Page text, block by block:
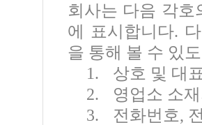
회사는 다음 각
에 표시합니다.
을 통해 볼 수 있
1.
상호 및 대
2.
영업소 소
3.
전화번호,